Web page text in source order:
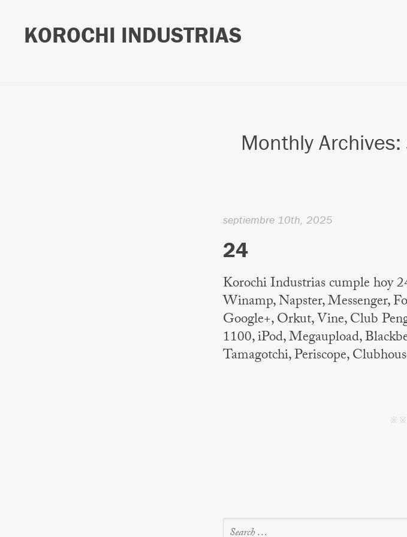
KOROCHI INDUSTRIAS
Monthly Archives:
septiembre 10th, 2025
24
Korochi Industrias cumple hoy
Winamp, Napster, Messenger,
Google+, Orkut, Vine, Club
1100, iPod, Megaupload,
Tamagotchi, Periscope,
j j